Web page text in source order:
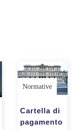
Normative
Cartella di
pagamento